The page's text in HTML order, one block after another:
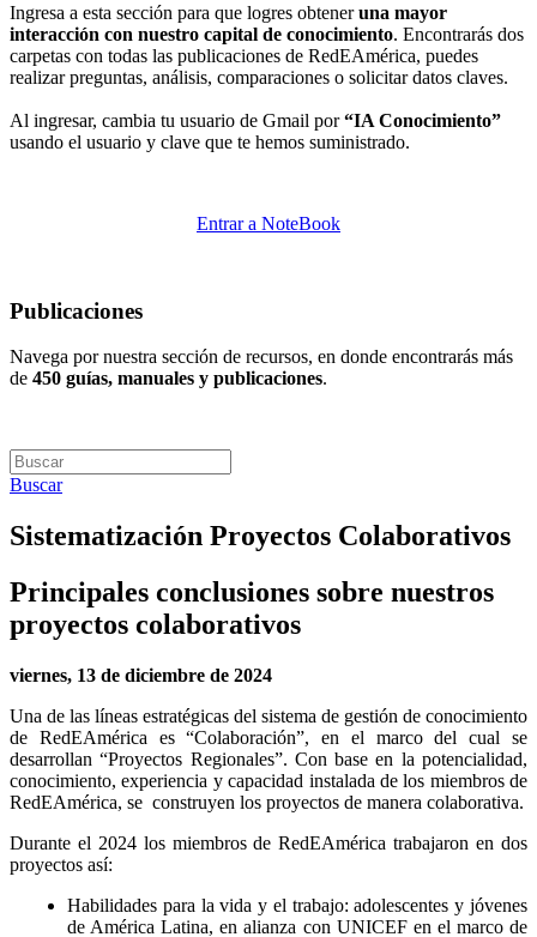
Ingresa a esta sección para que logres obteneruna mayor
interacción con nuestro capital de conocimiento. Encontrarás dos
carpetas con todas las publicaciones de RedEAmérica, puedes
realizar preguntas, análisis, comparaciones o solicitar datos claves.
Al ingresar, cambia tu usuario de Gmail por“IA Conocimiento”
usando el usuario y clave que te hemos suministrado.
Entrar a NoteBook
Publicaciones
Navega por nuestra sección de recursos, en donde encontrarás más
de 450 guías, manuales y publicaciones.
Buscar
Sistematización Proyectos Colaborativos
Principales conclusiones sobre nuestros
proyectos colaborativos
viernes, 13 de diciembre de 2024
Una de las líneas estratégicas del sistema de gestión de conocimiento
de RedEAmérica es “Colaboración”, en el marco del cual se
desarrollan “Proyectos Regionales”. Con base en la potencialidad,
conocimiento, experiencia y capacidad instalada de los miembros de
RedEAmérica, se construyen los proyectos de manera colaborativa.
Durante el 2024 los miembros de RedEAmérica trabajaron en dos
proyectos así:
Habilidades para la vida y el trabajo: adolescentes y jóvenes
de América Latina, en alianza con UNICEF en el marco de